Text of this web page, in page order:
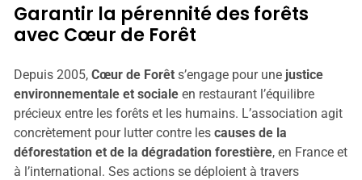
Garantir la pérennité des forêts
avec Cœur de Forêt
Depuis 2005, Cœur de Forêts’engage pour une justice
environnementale et socialeen restaurant l’équilibre
précieux entre les forêts et les humains. L’association agit
concrètement pour lutter contre les causes de la
déforestation et de la dégradation forestière, en France et
à l’international. Ses actions se déploient à travers